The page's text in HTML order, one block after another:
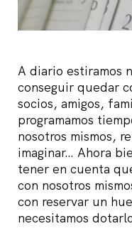
A diario estiramos
conseguir quedar
socios, amigos,
programamos
nosotros mismos,
imaginar… Ahora
tener en cuenta
con nosotros
con reservar un
necesitamos